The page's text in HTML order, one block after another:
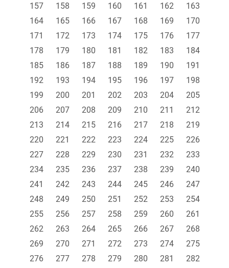
157
158 159 160 161 162
163
164
165 166 167 168 169
170
171
172 173 174 175 176
177
178
179 180 181 182 183
184
185
186 187 188 189 190
191
192
193 194 195 196 197
198
199
200 201 202 203 204
205
206
207 208 209 210 211
212
213
214 215 216 217 218
219
220
221 222 223 224 225
226
227
228 229 230 231 232
233
234
235 236 237 238 239
240
241
242 243 244 245 246
247
248
249 250 251 252 253
254
255
256 257 258 259 260
261
262
263 264 265 266 267
268
269
270 271 272 273 274
275
276
277 278 279 280 281
282